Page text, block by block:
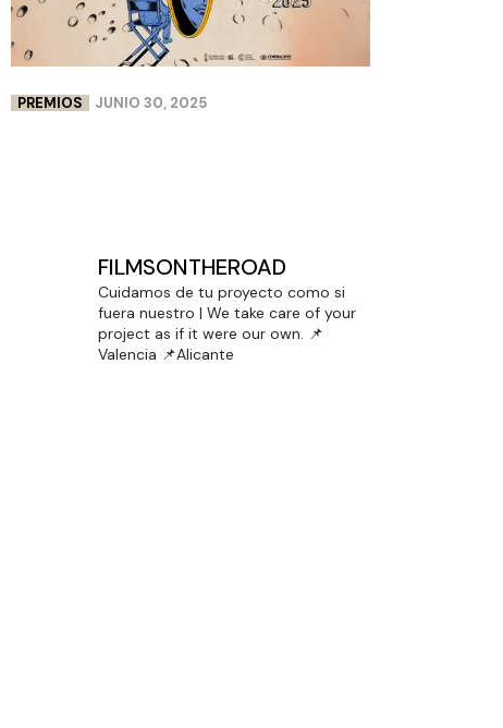
PREMIOS JUNIO 30, 2025
FILMSONTHEROAD
Cuidamos de tu proyecto como si
fuera nuestro | We take care of your
project as if it were our own. 📌
Valencia 📌Alicante